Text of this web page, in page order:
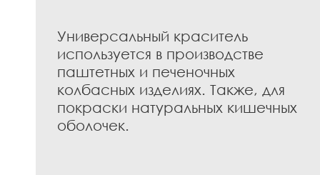
Универсальный краситель
используется в производстве
паштетных и печеночных
колбасных изделиях. Также, для
покраски натуральных кишечных
оболочек.